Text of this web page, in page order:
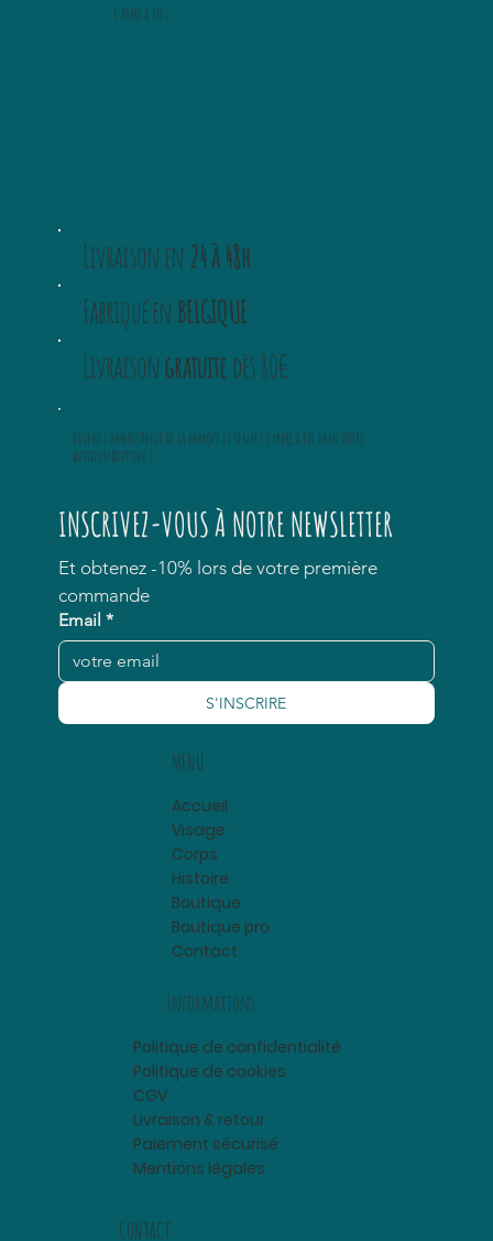
Livraison en 24 à 48h
Fabriqué en BELGIQUE
Livraisongratuite dès 80€
MENU
Accueil
Visage
Corps
Histoire
Boutique
Boutique pro
Contact
Informations
Politique de confidentialité
Politique de cookies
CGV
Livraison & retour
Paiement sécurisé
Mentions légales
CONTACT
INSCRIVEZ-VOUS À NOTRE NEWSLETTER
Et obtenez -10% lors de votre première
commande
Email *
S'INSCRIRE
Devenez ambassadeurde la marque et vendez l'arbre à fée dans votre
institut/boutique >
L'arbre à fées